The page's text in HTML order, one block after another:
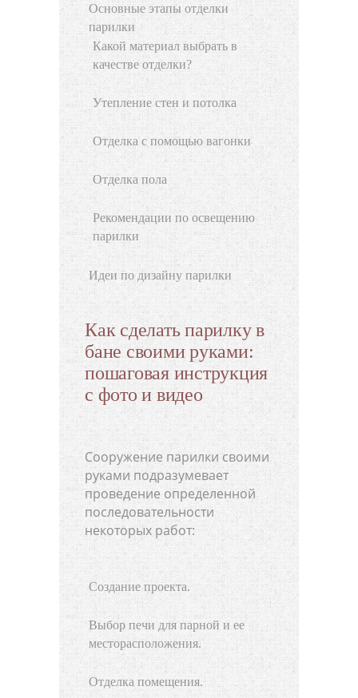
Основные этапы отделки
парилки
Какой материал выбрать в
качестве отделки?
Утепление стен и потолка
Отделка с помощью вагонки
Отделка пола
Рекомендации по освещению
парилки
Идеи по дизайну парилки
Как сделать парилку в
бане своими руками:
пошаговая инструкция
с фото и видео
Сооружение парилки своими
руками подразумевает
проведение определенной
последовательности
некоторых работ:
Создание проекта.
Выбор печи для парной и ее
месторасположения.
Отделка помещения.